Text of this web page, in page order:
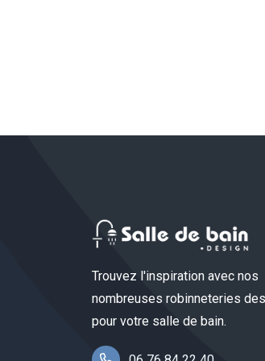
Trouvez l'inspiration avec nos
nombreuses robinneteries
pour votre salle de bain.